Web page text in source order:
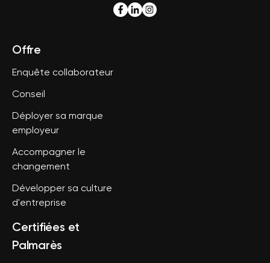
Offre
Enquête collaborateur
Conseil
Déployer sa marque
employeur
Accompagner le
changement
Développer sa culture
d'entreprise
Certifiées et
Palmarès